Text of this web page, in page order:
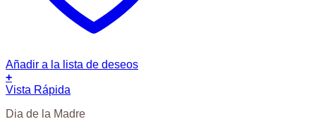
Añadir a la lista de deseos
+
Vista Rápida
Dia de la Madre